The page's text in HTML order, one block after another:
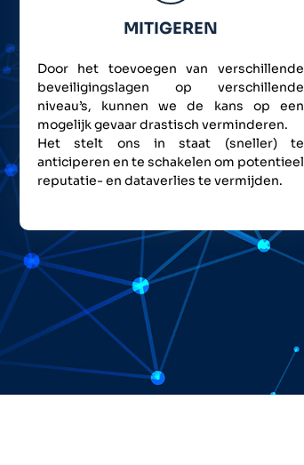
MITIGEREN
Door het toevoegen van verschillende
beveiligingslagen op verschillende
niveau’s, kunnen we de kans op een
mogelijk gevaar drastisch verminderen.
Het stelt ons in staat (sneller) te
anticiperen en te schakelen om potentieel
reputatie- en dataverlies te vermijden.